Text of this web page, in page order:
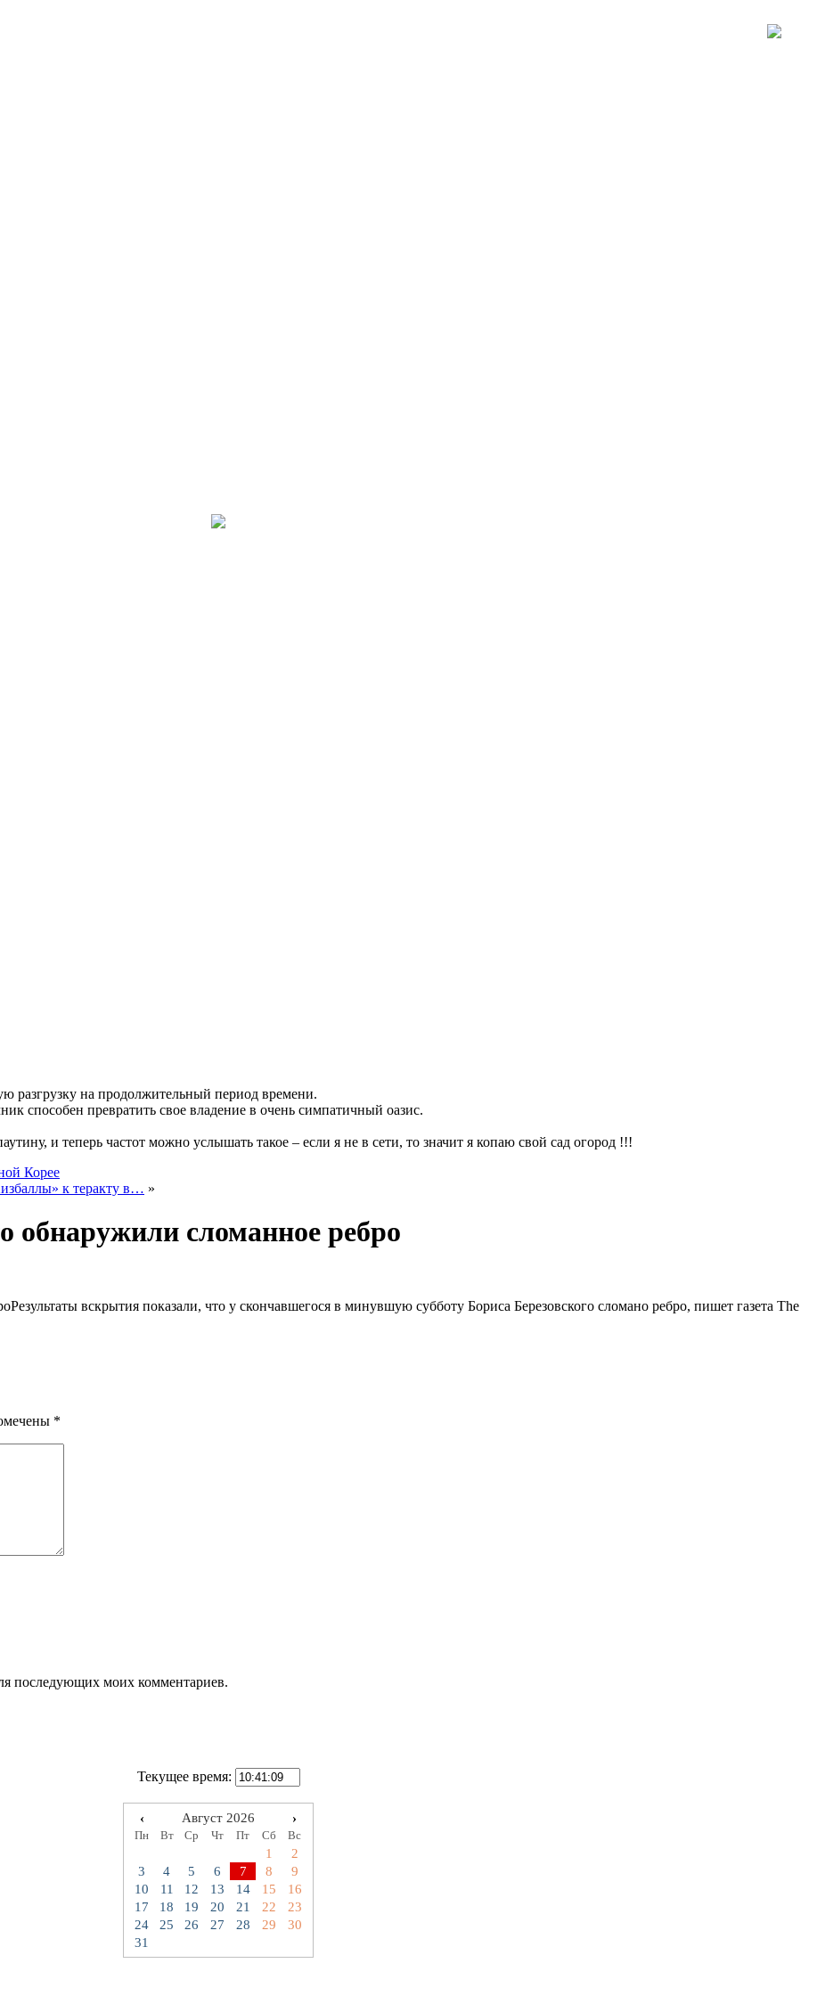
разгрузку на продолжительный период времени.
способен превратить свое владение в очень симпатичный оазис.
и теперь частот можно услышать такое – если я не в сети, то значит я копаю свой сад огород !!!
Корее
к теракту в… »
обнаружили сломанное ребро
Результаты вскрытия показали, что у скончавшегося в минувшую субботу Бориса Березовского сломано ребро, пишет газета The
*
последующих моих комментариев.
Текущее время:
‹ Август 2026 ›
Пн Вт Ср Чт Пт Сб Вс
1
2
3
4 5 6 7 8
9
10
11 12 13 14 15
16
17
18 19 20 21 22
23
24
25 26 27 28 29
30
31